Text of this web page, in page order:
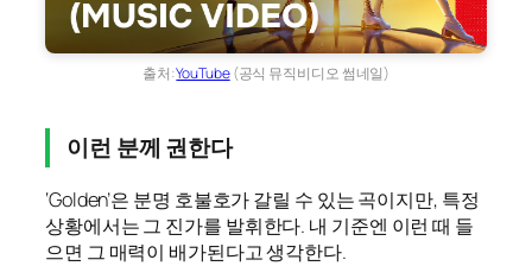
출처:YouTube(공식 뮤직비디오 썸네일)
이런 분께 권한다
‘Golden’은 분명 호불호가 갈릴 수 있는 곡이지만, 특정
상황에서는 그 진가를 발휘한다. 내 기준엔 이런 때 들
으면 그 매력이 배가된다고 생각한다.